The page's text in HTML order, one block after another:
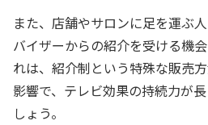
また、店舗やサロンに足を運ぶ
バイザーからの紹介を受ける機
れは、紹介制という特殊な販売
影響で、テレビ効果の持続力が
しょう。